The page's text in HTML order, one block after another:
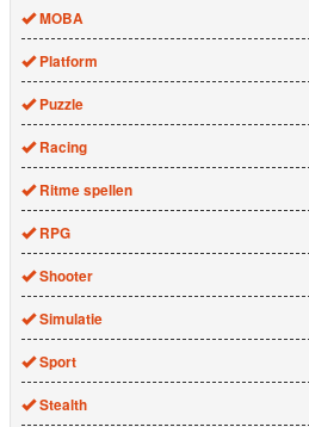
MOBA
Platform
Puzzle
Racing
Ritme spellen
RPG
Shooter
Simulatie
Sport
Stealth